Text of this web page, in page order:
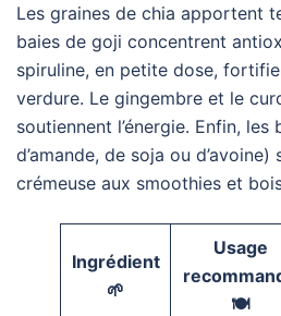
Les graines de chia apportent
baies de goji concentrent
spiruline, en petite dose,
verdure. Le gingembre et le
soutiennent l’énergie. Enfin,
d’amande, de soja ou
crémeuse aux smoothies et
Ingrédient
🌱
Usage
🍽️